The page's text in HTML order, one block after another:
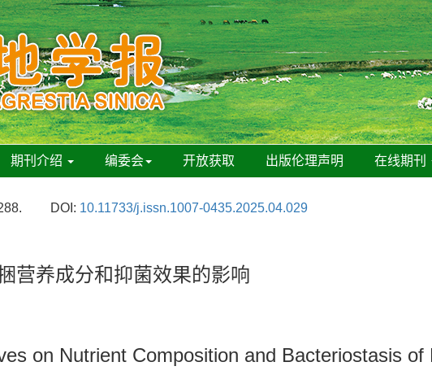
期刊介绍 编委会 开放获取 出版伦理声明 在线期刊
DOI: 10.11733/j.issn.1007-0435.2025.04.029
营养成分和抑菌效果的影响
on Nutrient Composition and Bacteriostasis of